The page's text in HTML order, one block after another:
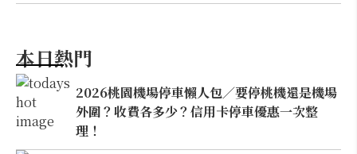
本日熱門
2026桃園機場停車懶人包／要停桃機還是機場
外圍？收費各多少？信用卡停車優惠一次整
理！